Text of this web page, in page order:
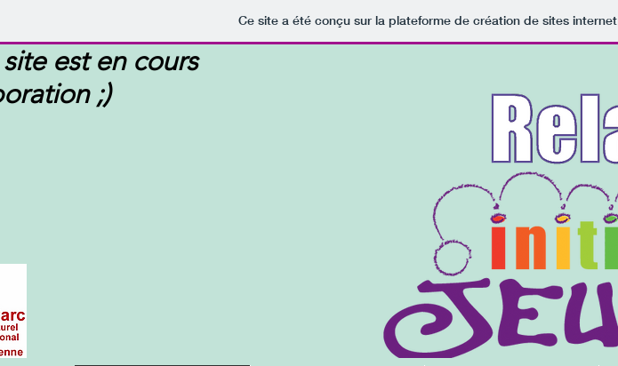
Ce site a été conçu sur la plateforme de création de sites internet
est en cours
;)